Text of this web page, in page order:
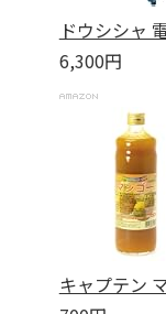
ドウシシャ
6,300円
キャプテン